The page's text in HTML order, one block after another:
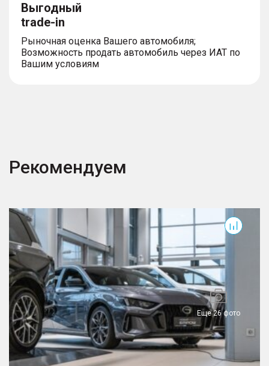
Выгодный
trade-in
Рыночная оценка Вашего автомобиля;
Возможность продать автомобиль через ИАТ по
Вашим условиям
Рекомендуем
Еще 26 фото
Empow